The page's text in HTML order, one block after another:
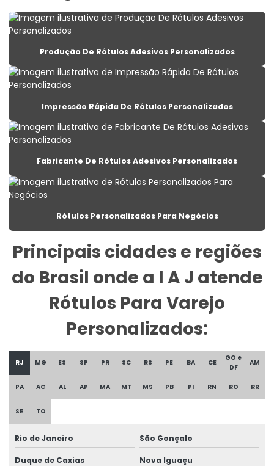
Etiqueta De Lacre Personalizada Para Embalagens
Etiqueta Lacre Para Produtos
Etiqueta Para Balança Com Peso E Preço
Etiqueta Para Congelados Em Supermercados
Etiqueta Para Congelados No Varejo
Etiqueta Para Gondolas De Supermercado
Etiqueta Para Roupas Personalizadas
Etiqueta Promocional Para Balcão De Vendas
Etiqueta Reutilizável Para Varejo
Etiqueta Termica
Etiqueta Térmica Para Embalagens De Alimentos
Etiqueta Térmica Para Impressão
Etiqueta Termica Para Impressora
Etiqueta Térmica Para Impressora Térmica
Etiqueta Termo Transfer Para Impressoras
Produção De Rótulos Adesivos Personalizados
Impressão Rápida De Rótulos Personalizados
Fabricante De Rótulos Adesivos Personalizados
Rótulos Personalizados Para Negócios
Principais cidades e regiões
do Brasil onde a I A J atende
Rótulos Para Varejo
Personalizados:
RJ MG ES SP PR SC RS PE BA CE
GO e
DF
AM
PA AC AL AP MA MT MS PB PI RN RO RR
SE TO
Rio de Janeiro São Gonçalo
Duque de Caxias Nova Iguaçu